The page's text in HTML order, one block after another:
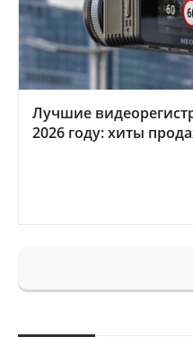
Лучшие
2026 году: хиты